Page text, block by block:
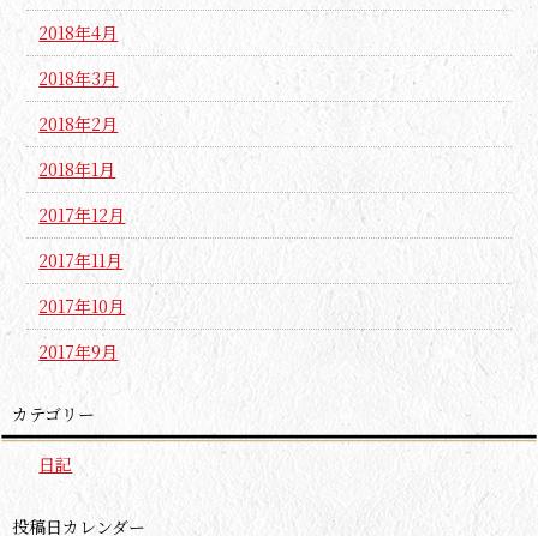
2018年4月
2018年3月
2018年2月
2018年1月
2017年12月
2017年11月
2017年10月
2017年9月
カテゴリー
日記
投稿日カレンダー